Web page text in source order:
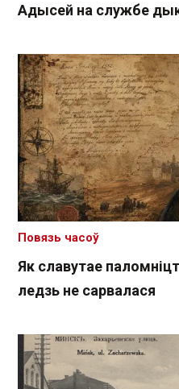
Адысей на службе
Як славутае
ледзь не сарвалася
Повязь часоў